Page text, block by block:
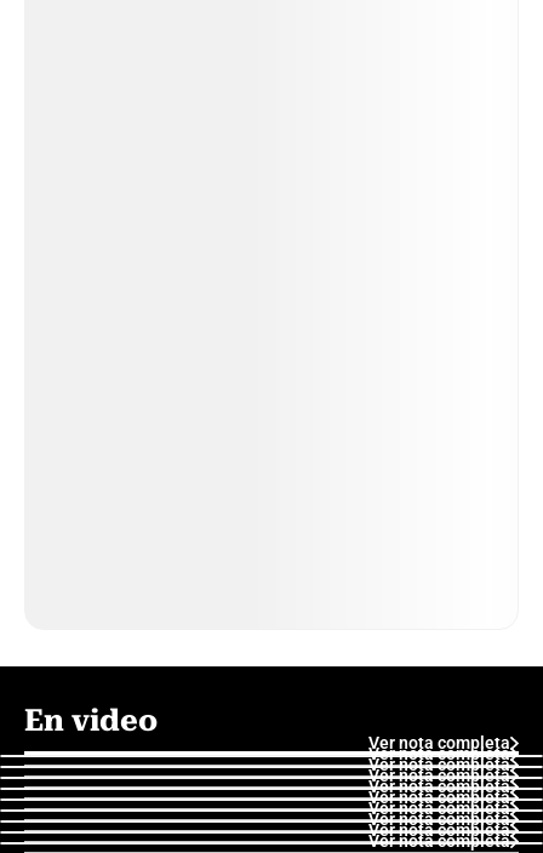
En video
Ver nota completa
Ver nota completa
Ver nota completa
Ver nota completa
Ver nota completa
Ver nota completa
Ver nota completa
Ver nota completa
Ver nota completa
Ver nota completa